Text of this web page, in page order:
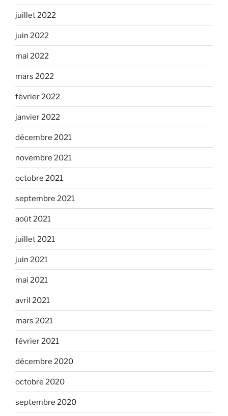
juillet 2022
juin 2022
mai 2022
mars 2022
février 2022
janvier 2022
décembre 2021
novembre 2021
octobre 2021
septembre 2021
août 2021
juillet 2021
juin 2021
mai 2021
avril 2021
mars 2021
février 2021
décembre 2020
octobre 2020
septembre 2020